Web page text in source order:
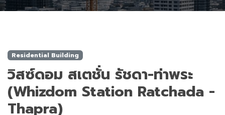
Residential Building
วิสซ์ดอม สเตชั่น รัชดา-ท่าพระ
(Whizdom Station Ratchada -
Thapra)